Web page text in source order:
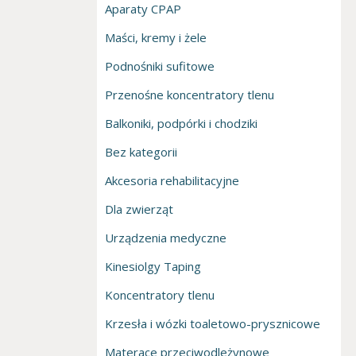
Aparaty CPAP
Maści, kremy i żele
Podnośniki sufitowe
Przenośne koncentratory tlenu
Balkoniki, podpórki i chodziki
Bez kategorii
Akcesoria rehabilitacyjne
Dla zwierząt
Urządzenia medyczne
Kinesiolgy Taping
Koncentratory tlenu
Krzesła i wózki toaletowo-prysznicowe
Materace przeciwodleżynowe